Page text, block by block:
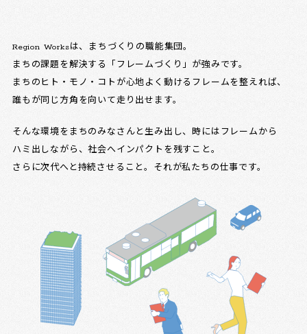
Region Worksは、まちづくりの職能集団。
まちの課題を解決する「フレームづくり」が強みです。
まちのヒト・モノ・コトが心地よく動けるフレームを整えれば、
誰もが同じ方角を向いて走り出せます。
そんな環境をまちのみなさんと生み出し、時にはフレームから
ハミ出しながら、社会へインパクトを残すこと。
さらに次代へと持続させること。それが私たちの仕事です。